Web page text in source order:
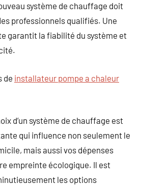
système de chauffage doit
professionnels qualifiés. Une
garantit la fiabilité du système et
de installateur pompe a chaleur
d’un système de chauffage est
qui influence non seulement le
mais aussi vos dépenses
empreinte écologique. Il est
les options